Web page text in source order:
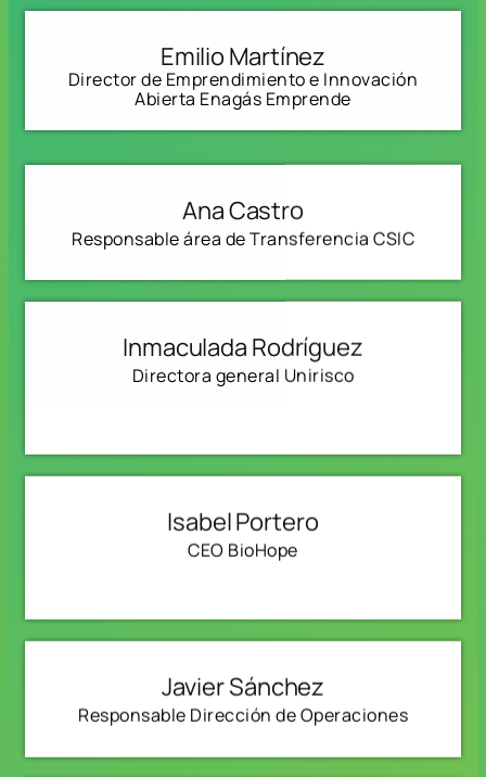
Emilio Martínez
Director de Emprendimiento e Innovación
Abierta Enagás Emprende
Ana Castro
Responsable área de Transferencia CSIC
Inmaculada Rodríguez
Directora general Unirisco
Isabel Portero
CEO BioHope
Javier Sánchez
Responsable Dirección de Operaciones